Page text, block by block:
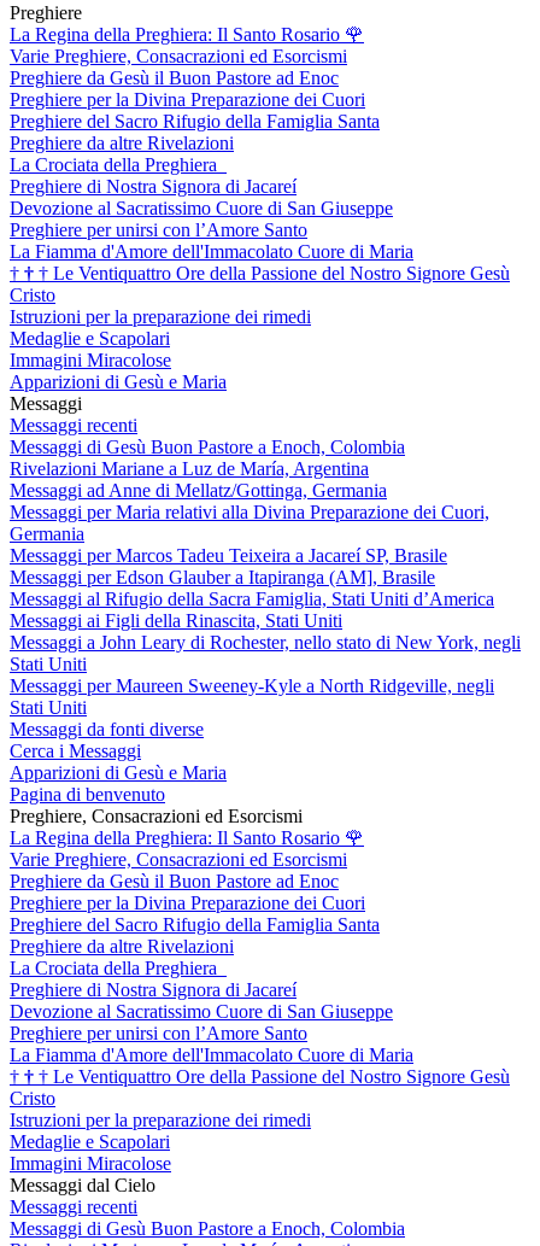
Preghiere
La Regina della Preghiera: Il Santo Rosario 🌹
Varie Preghiere, Consacrazioni ed Esorcismi
Preghiere da Gesù il Buon Pastore ad Enoc
Preghiere per la Divina Preparazione dei Cuori
Preghiere del Sacro Rifugio della Famiglia Santa
Preghiere da altre Rivelazioni
La Crociata della Preghiera
Preghiere di Nostra Signora di Jacareí
Devozione al Sacratissimo Cuore di San Giuseppe
Preghiere per unirsi con l’Amore Santo
La Fiamma d'Amore dell'Immacolato Cuore di Maria
† † † Le Ventiquattro Ore della Passione del Nostro Signore Gesù
Cristo
Istruzioni per la preparazione dei rimedi
Medaglie e Scapolari
Immagini Miracolose
Apparizioni di Gesù e Maria
Messaggi
Messaggi recenti
Messaggi di Gesù Buon Pastore a Enoch, Colombia
Rivelazioni Mariane a Luz de María, Argentina
Messaggi ad Anne di Mellatz/Gottinga, Germania
Messaggi per Maria relativi alla Divina Preparazione dei Cuori,
Germania
Messaggi per Marcos Tadeu Teixeira a Jacareí SP, Brasile
Messaggi per Edson Glauber a Itapiranga (AM], Brasile
Messaggi al Rifugio della Sacra Famiglia, Stati Uniti d’America
Messaggi ai Figli della Rinascita, Stati Uniti
Messaggi a John Leary di Rochester, nello stato di New York, negli
Stati Uniti
Messaggi per Maureen Sweeney-Kyle a North Ridgeville, negli
Stati Uniti
Messaggi da fonti diverse
Cerca i Messaggi
Apparizioni di Gesù e Maria
Pagina di benvenuto
Preghiere, Consacrazioni ed Esorcismi
La Regina della Preghiera: Il Santo Rosario 🌹
Varie Preghiere, Consacrazioni ed Esorcismi
Preghiere da Gesù il Buon Pastore ad Enoc
Preghiere per la Divina Preparazione dei Cuori
Preghiere del Sacro Rifugio della Famiglia Santa
Preghiere da altre Rivelazioni
La Crociata della Preghiera
Preghiere di Nostra Signora di Jacareí
Devozione al Sacratissimo Cuore di San Giuseppe
Preghiere per unirsi con l’Amore Santo
La Fiamma d'Amore dell'Immacolato Cuore di Maria
† † † Le Ventiquattro Ore della Passione del Nostro Signore Gesù
Cristo
Istruzioni per la preparazione dei rimedi
Medaglie e Scapolari
Immagini Miracolose
Messaggi dal Cielo
Messaggi recenti
Messaggi di Gesù Buon Pastore a Enoch, Colombia